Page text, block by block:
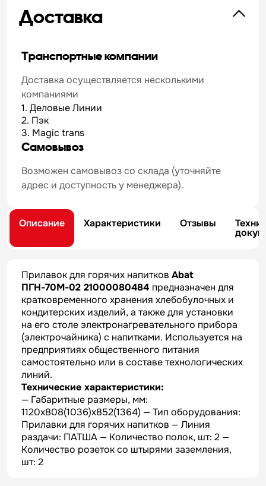
Доставка
Транспортные компании
Доставка осуществляется несколькими
компаниями
1. Деловые Линии
2. Пэк
3. Magic trans
Самовывоз
Возможен самовывоз со склада (уточняйте
адрес и доступность у менеджера).
Описание Характеристики Отзывы
Прилавок для горячих напитков Abat
ПГН-70М-02 21000080484 предназначен для
кратковременного хранения хлебобулочных и
кондитерских изделий, а также для установки
на его столе электронагревательного прибора
(электрочайника) с напитками. Используется на
предприятиях общественного питания
самостоятельно или в составе технологических
линий.
Технические характеристики:
— Габаритные размеры, мм:
1120х808(1036)х852(1364) — Тип оборудования:
Прилавки для горячих напитков — Линия
раздачи: ПАТША — Количество полок, шт: 2 —
Количество розеток со штырями заземления,
шт: 2